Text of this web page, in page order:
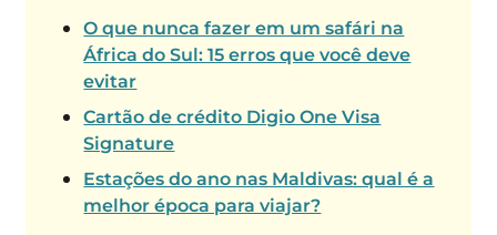
O que nunca fazer em um safári na
África do Sul: 15 erros que você deve
evitar
Cartão de crédito Digio One Visa
Signature
Estações do ano nas Maldivas: qual é a
melhor época para viajar?